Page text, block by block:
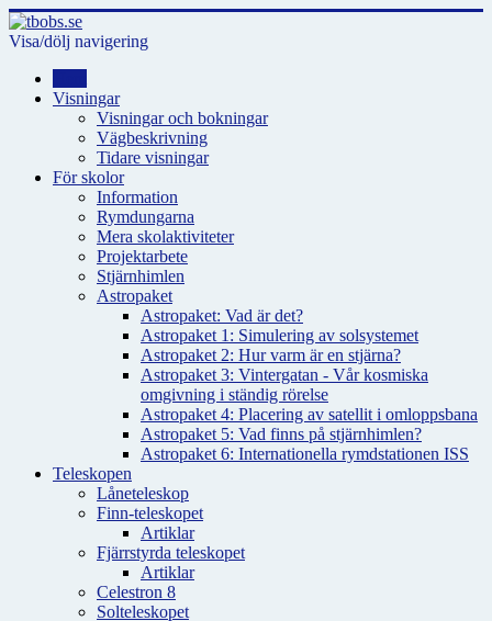
Visa/dölj navigering
Visningar
Visningar och bokningar
Vägbeskrivning
Tidare visningar
För skolor
Information
Rymdungarna
Mera skolaktiviteter
Projektarbete
Stjärnhimlen
Astropaket
Astropaket: Vad är det?
Astropaket 1: Simulering av solsystemet
Astropaket 2: Hur varm är en stjärna?
Astropaket 3: Vintergatan - Vår kosmiska
omgivning i ständig rörelse
Astropaket 4: Placering av satellit i omloppsbana
Astropaket 5: Vad finns på stjärnhimlen?
Astropaket 6: Internationella rymdstationen ISS
Teleskopen
Låneteleskop
Finn-teleskopet
Artiklar
Fjärrstyrda teleskopet
Artiklar
Celestron 8
Solteleskopet